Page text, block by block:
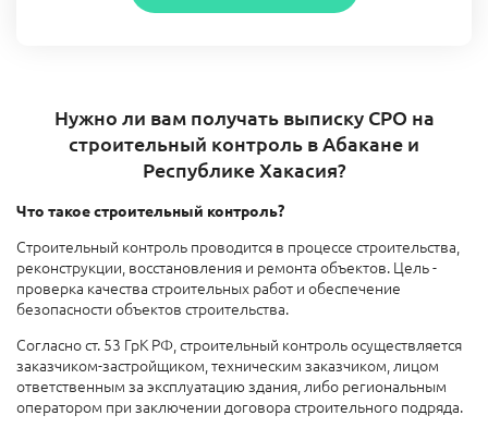
Нужно ли вам получать выписку СРО на
строительный контроль в Абакане и
Республике Хакасия?
Что такое строительный контроль?
Строительный контроль проводится в процессе строительства,
реконструкции, восстановления и ремонта объектов. Цель -
проверка качества строительных работ и обеспечение
безопасности объектов строительства.
Согласно ст. 53 ГрК РФ, строительный контроль осуществляется
заказчиком-застройщиком, техническим заказчиком, лицом
ответственным за эксплуатацию здания, либо региональным
оператором при заключении договора строительного подряда.